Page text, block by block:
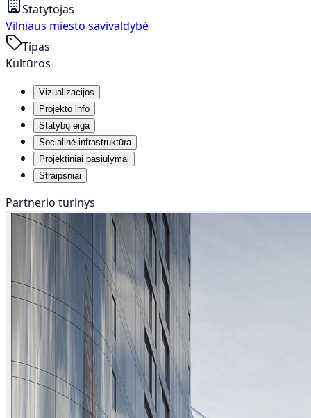
Statytojas
Vilniaus miesto savivaldybė
Tipas
Kultūros
Vizualizacijos
Projekto info
Statybų eiga
Socialinė infrastruktūra
Projektiniai pasiūlymai
Straipsniai
Partnerio turinys